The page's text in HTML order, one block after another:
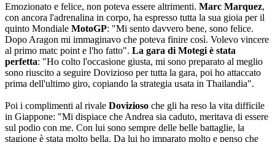
Emozionato e felice, non poteva essere altrimenti. Marc Marquez,
con ancora l'adrenalina in corpo, ha espresso tutta la sua gioia per il
quinto Mondiale MotoGP: "Mi sento davvero bene, sono felice.
Dopo Aragon mi immaginavo che poteva finire così. Volevo vincere
al primo matc point e l'ho fatto". La gara di Motegi è stata
perfetta: "Ho colto l'occasione giusta, mi sono preparato al meglio
sono riuscito a seguire Dovizioso per tutta la gara, poi ho attaccato
prima dell'ultimo giro, copiando la strategia usata in Thailandia".
Poi i complimenti al rivale Dovizioso che gli ha reso la vita difficile
in Giappone: "Mi dispiace che Andrea sia caduto, meritava di essere
sul podio con me. Con lui sono sempre delle belle battaglie, la
stagione è stata molto bella. Da lui ho imparato molto e penso che